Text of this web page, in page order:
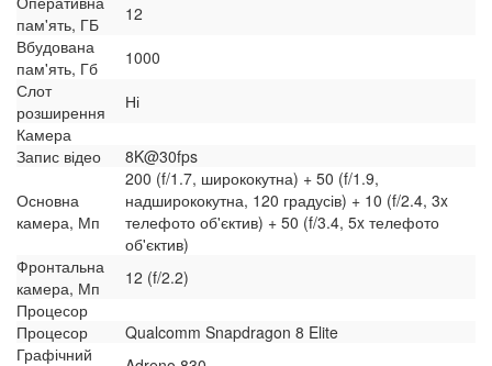
пам'ять, ГБ
12
Вбудована
пам'ять, Гб
1000
Слот
розширення
Ні
Камера
Запис відео
8K@30fps
Основна
камера, Мп
200 (f/1.7, ширококутна) + 50 (f/1.9,
надширококутна, 120 градусів) + 10 (f/2.4, 3x
телефото об'єктив) + 50 (f/3.4, 5x телефото
об'єктив)
Фронтальна
камера, Мп
12 (f/2.2)
Процесор
Процесор
Qualcomm Snapdragon 8 Elite
Графічний